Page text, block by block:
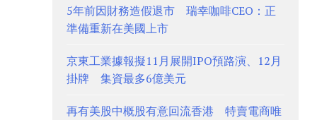
5年前因財務造假退市 瑞幸咖啡CEO：正
準備重新在美國上市
京東工業據報擬11月展開IPO預路演、12月
掛牌 集資最多6億美元
再有美股中概股有意回流香港 特賣電商唯